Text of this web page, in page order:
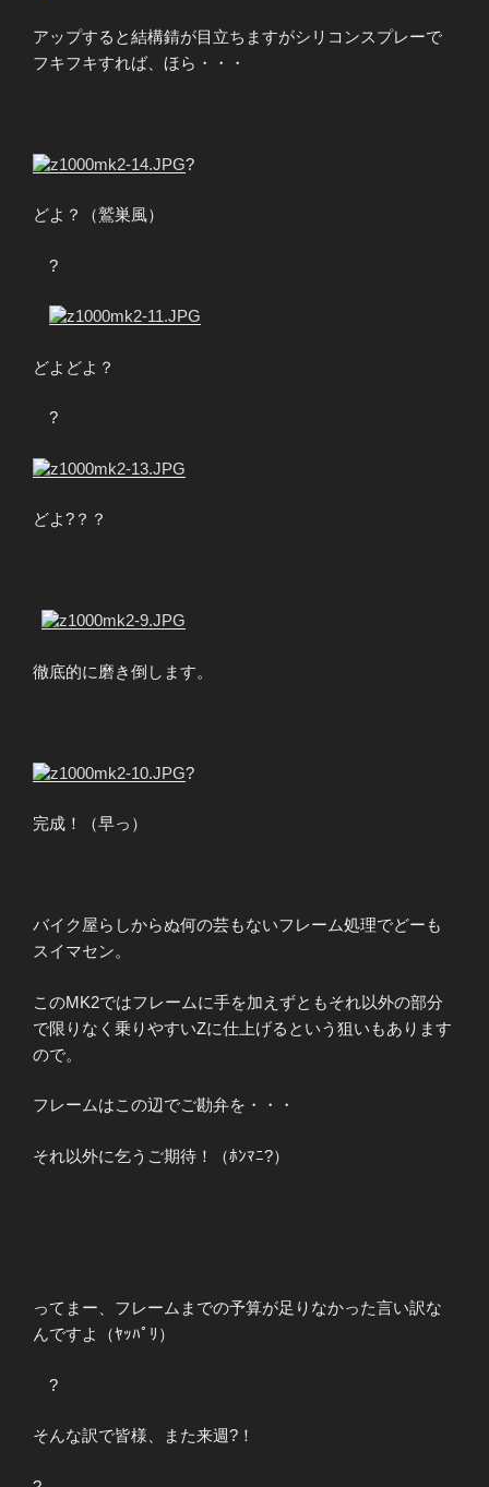
アップすると結構錆が目立ちますがシリコンスプレーで
フキフキすれば、ほら・・・
?
どよ？（鷲巣風）
?
どよどよ？
?
どよ?？？
徹底的に磨き倒します。
?
完成！（早っ）
バイク屋らしからぬ何の芸もないフレーム処理でどーも
スイマセン。
このMK2ではフレームに手を加えずともそれ以外の部分
で限りなく乗りやすいZに仕上げるという狙いもあります
ので。
フレームはこの辺でご勘弁を・・・
それ以外に乞うご期待！（ﾎﾝﾏﾆ?）
ってまー、フレームまでの予算が足りなかった言い訳な
んですよ（ﾔｯﾊﾟﾘ）
?
そんな訳で皆様、また来週?！